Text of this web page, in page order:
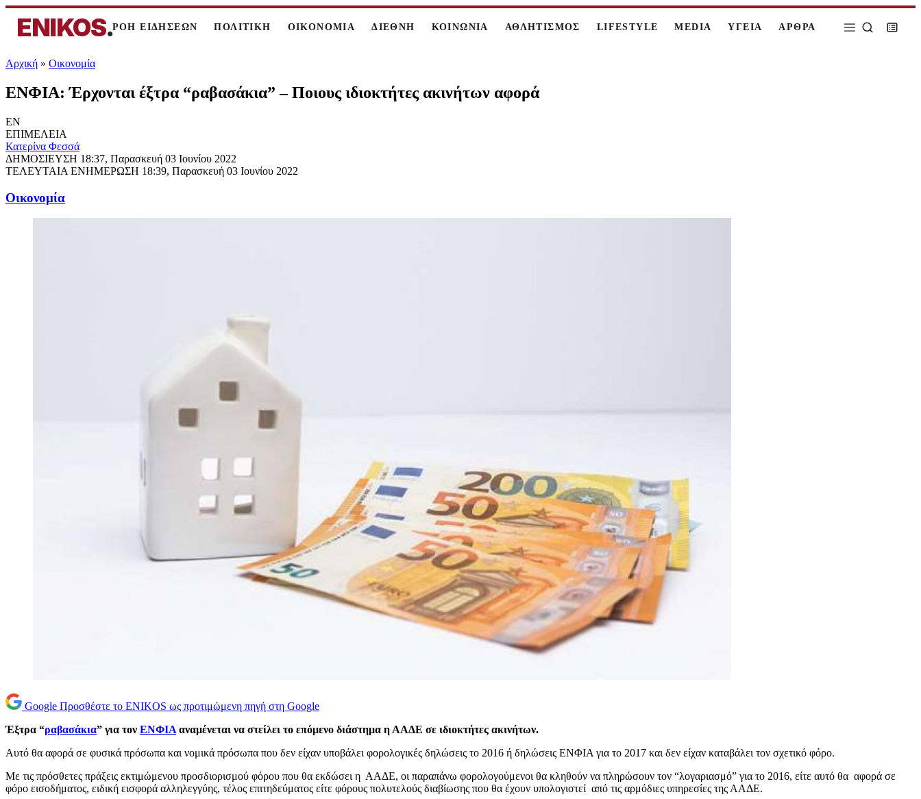
ENIKOS.ΡΟΗ ΕΙΔΗΣΕΩΝ ΠΟΛΙΤΙΚΗ ΟΙΚΟΝΟΜΙΑ ΔΙΕΘΝΗ ΚΟΙΝΩΝΙΑ ΑΘΛΗΤΙΣΜΟΣ LIFESTYLE MEDIA ΥΓΕΙΑ ΑΡΘΡΑ
Αρχική » Oικονομία
ΕΝΦΙΑ: Έρχονται έξτρα “ραβασάκια” – Ποιους ιδιοκτήτες ακινήτων αφορά
EN
ΕΠΙΜΕΛΕΙΑ
Κατερίνα Φεσσά
ΔΗΜΟΣΙΕΥΣΗ 18:37, Παρασκευή 03 Ιουνίου 2022
ΤΕΛΕΥΤΑΙΑ ΕΝΗΜΕΡΩΣΗ 18:39, Παρασκευή 03 Ιουνίου 2022
Oικονομία
Google Προσθέστε το ENIKOS ως προτιμώμενη πηγή στη Google
Έξτρα “ραβασάκια” για τον ΕΝΦΙΑ αναμένεται να στείλει το επόμενο διάστημα η ΑΑΔΕ σε ιδιοκτήτες ακινήτων.
Αυτό θα αφορά σε φυσικά πρόσωπα και νομικά πρόσωπα που δεν είχαν υποβάλει φορολογικές δηλώσεις το 2016 ή δηλώσεις ΕΝΦΙΑ για το 2017 και δεν είχαν καταβάλει τον σχετικό φόρο.
Με τις πρόσθετες πράξεις εκτιμώμενου προσδιορισμού φόρου που θα εκδώσει η ΑΑΔΕ, οι παραπάνω φορολογούμενοι θα κληθούν να πληρώσουν τον “λογαριασμό” για το 2016, είτε αυτό θα αφορά σε
φόρο εισοδήματος, ειδική εισφορά αλληλεγγύης, τέλος επιτηδεύματος είτε φόρους πολυτελούς διαβίωσης που θα έχουν υπολογιστεί από τις αρμόδιες υπηρεσίες της ΑΑΔΕ.